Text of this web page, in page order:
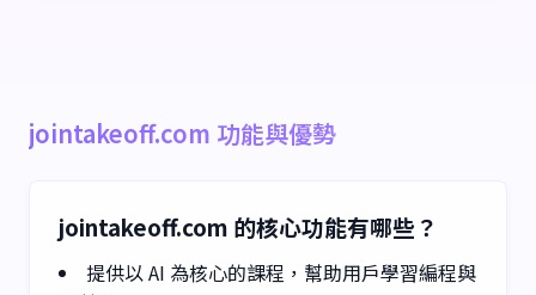
jointakeoff.com 功能與優勢
jointakeoff.com 的核心功能有哪些？
提供以 AI 為核心的課程，幫助用戶學習編程與